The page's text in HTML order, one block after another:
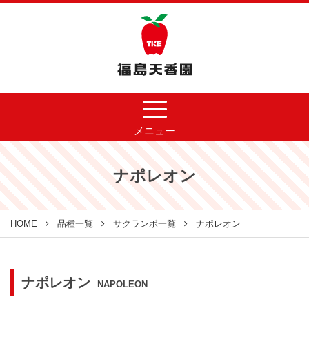
メニュー
ナポレオン
HOME 品種一覧 サクランボ一覧 ナポレオン
ナポレオン NAPOLEON